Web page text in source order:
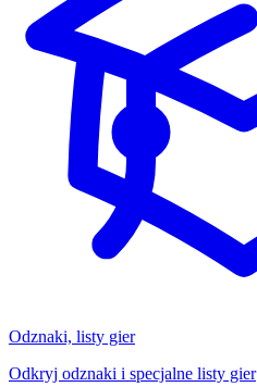
Odznaki, listy gier
Odkryj odznaki i specjalne listy gier